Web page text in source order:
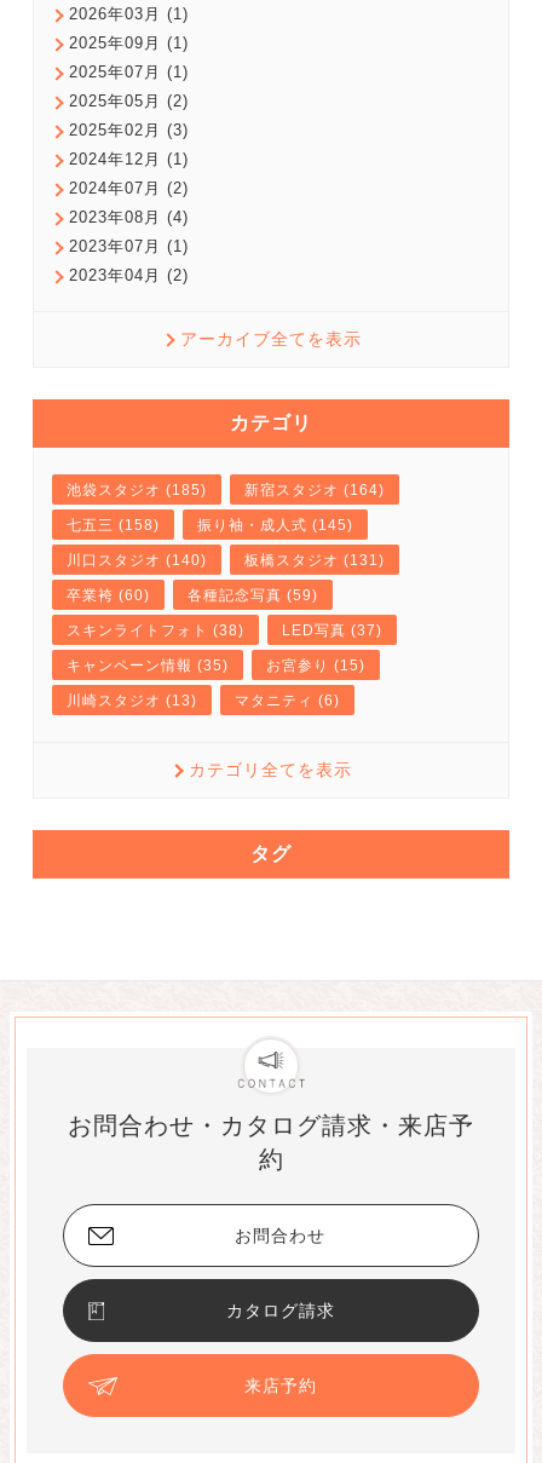
2026年03月 (1)
2025年09月 (1)
2025年07月 (1)
2025年05月 (2)
2025年02月 (3)
2024年12月 (1)
2024年07月 (2)
2023年08月 (4)
2023年07月 (1)
2023年04月 (2)
アーカイブ全てを表示
カテゴリ
池袋スタジオ (185) 新宿スタジオ (164)
七五三 (158) 振り袖・成人式 (145)
川口スタジオ (140) 板橋スタジオ (131)
卒業袴 (60) 各種記念写真 (59)
スキンライトフォト (38) LED写真 (37)
キャンペーン情報 (35) お宮参り (15)
川崎スタジオ (13) マタニティ (6)
カテゴリ全てを表示
タグ
お問合わせ・カタログ請求・来店予
約
お問合わせ
カタログ請求
来店予約